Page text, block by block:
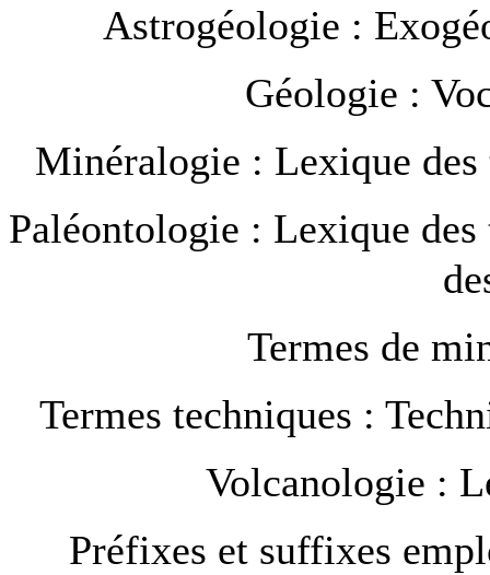
Astrogéologie :
Géologie :
Minéralogie : Lexique
Paléontologie : Lexique
Termes de
Termes techniques :
Volcanologie :
Préfixes et suffixes